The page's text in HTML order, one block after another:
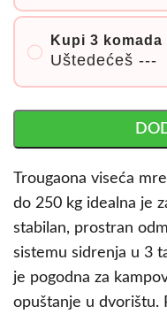
Kupi 3 komada
Uštedećeš ---
Trougaona viseća
do 250 kg idealna je
stabilan, prostran
sistemu sidrenja u 3
je pogodna za
opuštanje u dvorištu.